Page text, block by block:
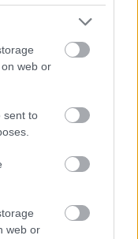
web or
sent to
web or